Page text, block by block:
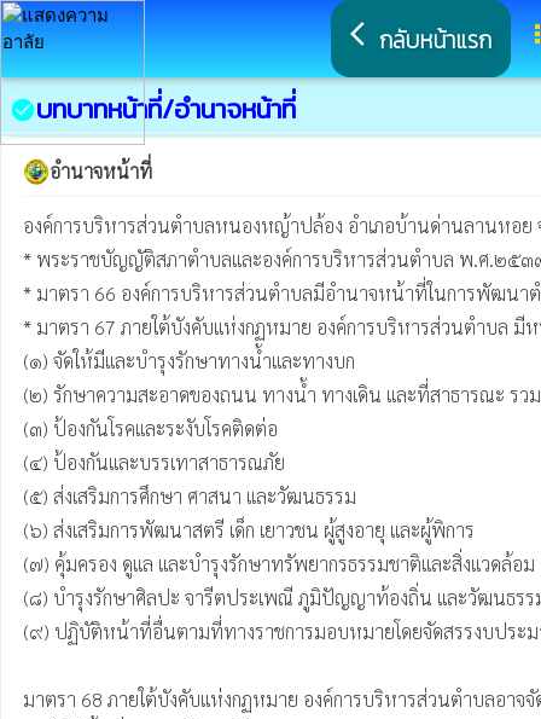
arrow_back_ios กลับหน้าแรก
check_circleบทบาทหน้าที่/อำนาจหน้าที่
อำนาจหน้าที่
องค์การบริหารส่วนตำบลหนองหญ้าปล้อง อำเภอบ้านด่านลานหอย
* พระราชบัญญัติสภาตําบลและองค์การบริหารส่วนตําบล พ.ศ.๒๕๓
* มาตรา 66 องค์การบริหารส่วนตําบลมีอํานาจหน้าที่ในการพัฒนา
* มาตรา 67 ภายใต้บังคับแห่งกฏหมาย องค์การบริหารส่วนตําบล มี
(๑) จัดให้มีและบํารุงรักษาทางน้ำและทางบก
(๒) รักษาความสะอาดของถนน ทางน้ำ ทางเดิน และที่สาธารณะ รว
(๓) ป้องกันโรคและระงับโรคติดต่อ
(๔) ป้องกันและบรรเทาสาธารณภัย
(๕) ส่งเสริมการศึกษา ศาสนา และวัฒนธรรม
(๖) ส่งเสริมการพัฒนาสตรี เด็ก เยาวชน ผู้สูงอายุ และผู้พิการ
(๗) คุ้มครอง ดูแล และบํารุงรักษาทรัพยากรธรรมชาติและสิ่งแวดล้อม
(๘) บํารุงรักษาศิลปะ จารีตประเพณี ภูมิปัญญาท้องถิ่น และวัฒนธร
(๙) ปฏิบัติหน้าที่อื่นตามที่ทางราชการมอบหมายโดยจัดสรรงบประ
มาตรา 68 ภายใต้บังคับแห่งกฏหมาย องค์การบริหารส่วนตําบลอาจ